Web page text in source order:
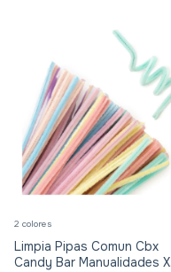
Limpia Pipas Comun Cbx
Candy Bar Manualidades X
2 colores